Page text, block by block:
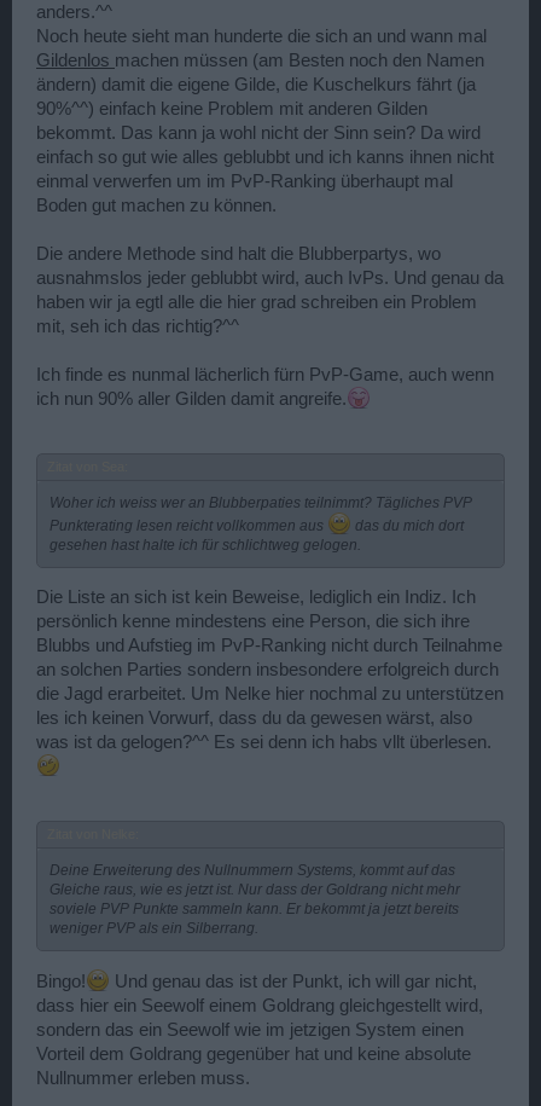
anders.^^
Noch heute sieht man hunderte die sich an und wann mal
Gildenlos machen müssen (am Besten noch den Namen
ändern) damit die eigene Gilde, die Kuschelkurs fährt (ja
90%^^) einfach keine Problem mit anderen Gilden
bekommt. Das kann ja wohl nicht der Sinn sein? Da wird
einfach so gut wie alles geblubbt und ich kanns ihnen nicht
einmal verwerfen um im PvP-Ranking überhaupt mal
Boden gut machen zu können.
Die andere Methode sind halt die Blubberpartys, wo
ausnahmslos jeder geblubbt wird, auch IvPs. Und genau da
haben wir ja egtl alle die hier grad schreiben ein Problem
mit, seh ich das richtig?^^
Ich finde es nunmal lächerlich fürn PvP-Game, auch wenn
ich nun 90% aller Gilden damit angreife.
Woher ich weiss wer an Blubberpaties teilnimmt? Tägliches PVP
Punkterating lesen reicht vollkommen aus
das du mich dort
gesehen hast halte ich für schlichtweg gelogen.
Die Liste an sich ist kein Beweise, lediglich ein Indiz. Ich
persönlich kenne mindestens eine Person, die sich ihre
Blubbs und Aufstieg im PvP-Ranking nicht durch Teilnahme
an solchen Parties sondern insbesondere erfolgreich durch
die Jagd erarbeitet. Um Nelke hier nochmal zu unterstützen
les ich keinen Vorwurf, dass du da gewesen wärst, also
was ist da gelogen?^^ Es sei denn ich habs vllt überlesen.
Deine Erweiterung des Nullnummern Systems, kommt auf das
Gleiche raus, wie es jetzt ist. Nur dass der Goldrang nicht mehr
soviele PVP Punkte sammeln kann. Er bekommt ja jetzt bereits
weniger PVP als ein Silberrang.
Bingo!
Und genau das ist der Punkt, ich will gar nicht,
dass hier ein Seewolf einem Goldrang gleichgestellt wird,
sondern das ein Seewolf wie im jetzigen System einen
Vorteil dem Goldrang gegenüber hat und keine absolute
Nullnummer erleben muss.